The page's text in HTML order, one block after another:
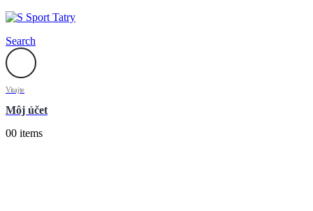
Search
Vitajte
Môj účet
00 items